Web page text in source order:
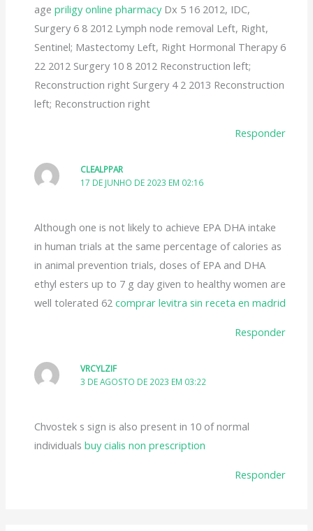
age priligy online pharmacyDx 5 16 2012, IDC,
Surgery 6 8 2012 Lymph node removal Left, Right,
Sentinel; Mastectomy Left, Right Hormonal Therapy 6
22 2012 Surgery 10 8 2012 Reconstruction left;
Reconstruction right Surgery 4 2 2013 Reconstruction
left; Reconstruction right
Responder
CLEALPPAR
17 DE JUNHO DE 2023 EM 02:16
Although one is not likely to achieve EPA DHA intake
in human trials at the same percentage of calories as
in animal prevention trials, doses of EPA and DHA
ethyl esters up to 7 g day given to healthy women are
well tolerated 62 comprar levitra sin receta en madrid
Responder
VRCYLZIF
3 DE AGOSTO DE 2023 EM 03:22
Chvostek s sign is also present in 10 of normal
individuals buy cialis non prescription
Responder